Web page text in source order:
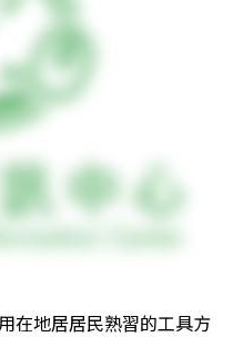
在地居居民熟習的工具方